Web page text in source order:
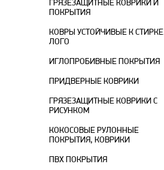
ГРЯЗЕЗАЩИТНЫЕ КОВРИКИ И
ПОКРЫТИЯ
КОВРЫ УСТОЙЧИВЫЕ К СТИРКЕ.
ЛОГО
ИГЛОПРОБИВНЫЕ ПОКРЫТИЯ
ПРИДВЕРНЫЕ КОВРИКИ
ГРЯЗЕЗАЩИТНЫЕ КОВРИКИ С
РИСУНКОМ
КОКОСОВЫЕ РУЛОННЫЕ
ПОКРЫТИЯ, КОВРИКИ
ПВХ ПОКРЫТИЯ